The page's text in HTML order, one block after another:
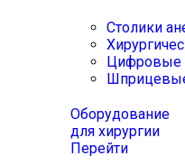
Столики
Цифровые
Оборудование
для хирургии
Перейти